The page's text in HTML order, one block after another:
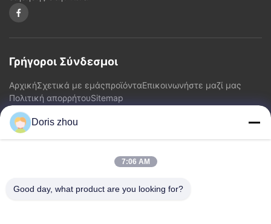
Γρήγοροι Σύνδεσμοι
ΑρχικήΣχετικά με εμάςπροϊόνταΕπικοινωνήστε μαζί μας
Πολιτική απορρήτουSitemap
Επικοινωνήστε μαζί μας
Διεύθυνση: Δρόμος Chaoyang, κωμόπολη Zhotie, πόλη
Doris zhou
7:06 AM
Good day, what product are you looking for?